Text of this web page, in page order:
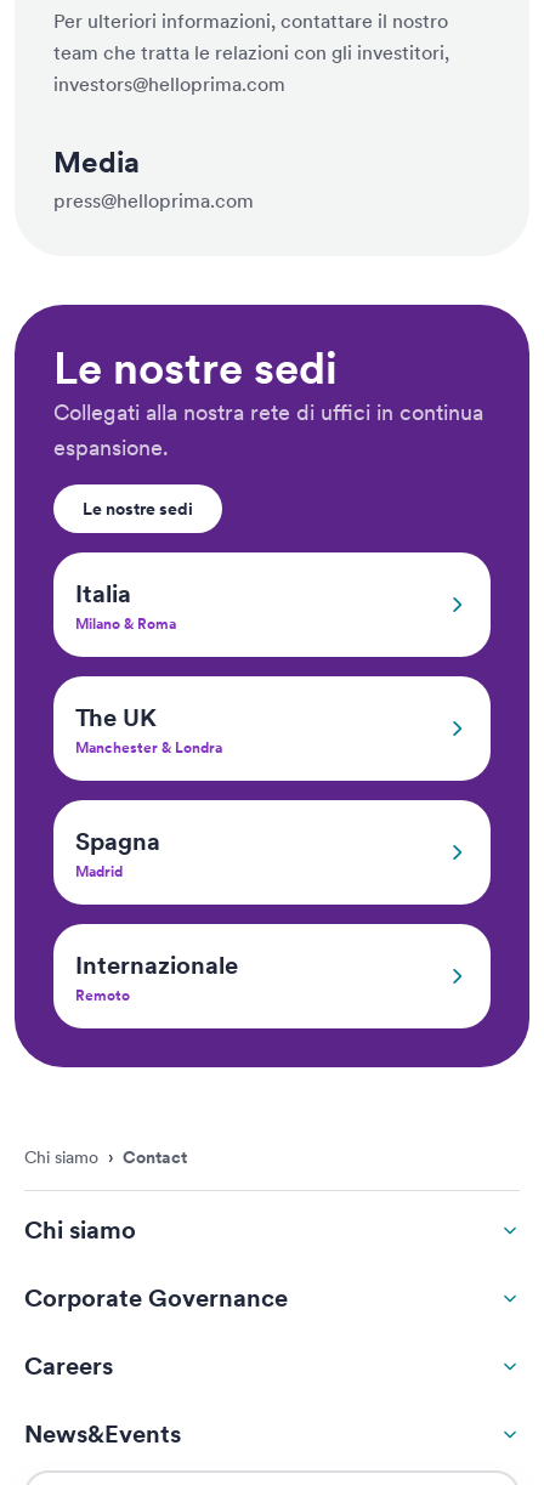
Per ulteriori informazioni, contattare il nostro
team che tratta le relazioni con gli investitori,
investors@helloprima.com
Media
press@helloprima.com
Le nostre sedi
Collegati alla nostra rete di uffici in continua
espansione.
Le nostre sedi
Italia
Milano & Roma
The UK
Manchester & Londra
Spagna
Madrid
Inter­nazionale
Remoto
Chi siamo › Contact
Chi siamo
Corporate Governance
Careers
News&Events